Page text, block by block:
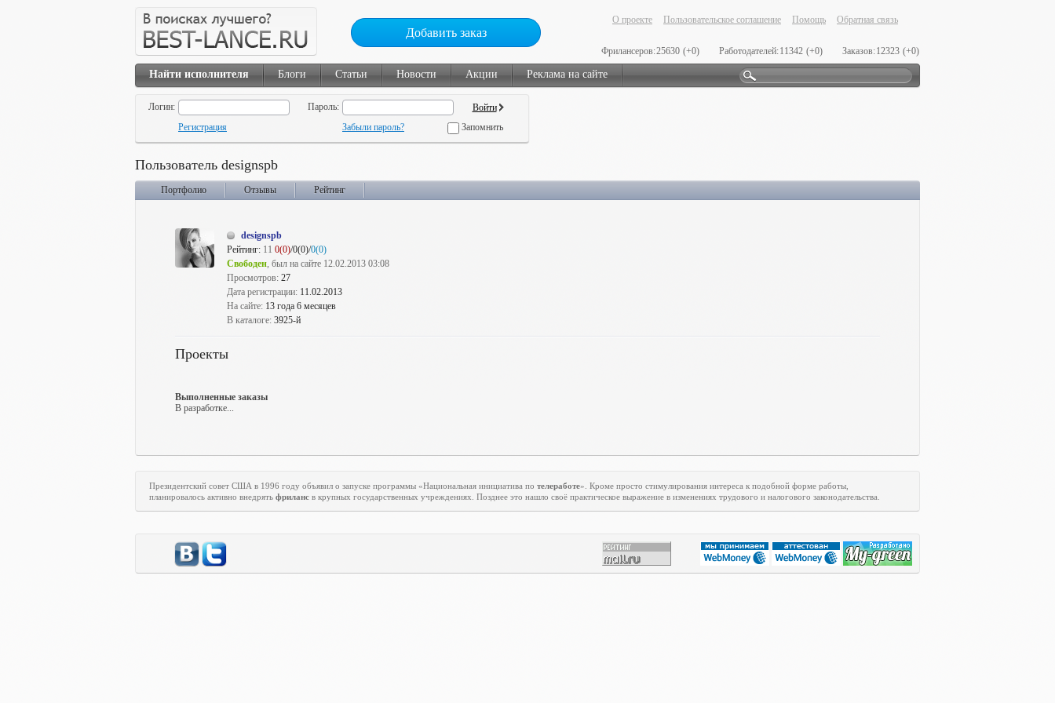
Добавить заказ
О проекте Пользовательское соглашение Помощь Обратная связь
Фрилансеров:25630 (+0) Работодателей:11342 (+0) Заказов:12323 (+0)
Найти исполнителя Блоги Статьи Новости Акции Реклама на сайте
Логин:
Пароль:
Регистрация
Забыли пароль? Запомнить
Пользователь designspb
Портфолио Отзывы Рейтинг
designspb
Рейтинг: 11 0(0)/0(0)/0(0)
Свободен, был на сайте 12.02.2013 03:08
Просмотров: 27
Дата регистрации: 11.02.2013
На сайте: 13 года 6 месяцев
В каталоге: 3925-й
Проекты
Выполненные заказы
В разработке...
Президентский совет США в 1996 году объявил о запуске программы «Национальная инициатива по телеработе». Кроме просто стимулирования интереса к подобной форме работы,
планировалось активно внедрять фриланс в крупных государственных учреждениях. Позднее это нашло своё практическое выражение в изменениях трудового и налогового законодательства.